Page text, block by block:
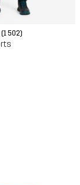
(1 502)